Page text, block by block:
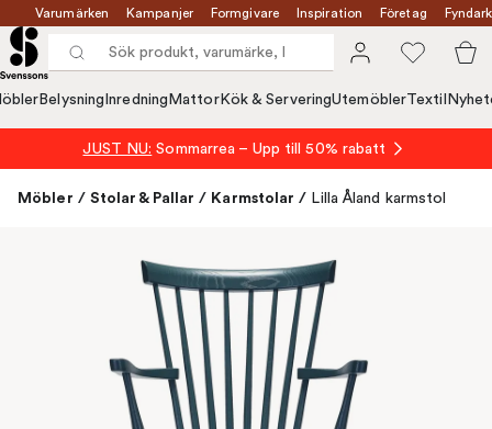
Varumärken Kampanjer Formgivare Inspiration Företag
Belysning Inredning MattorKök & ServeringUtemöblerTextil
JUST NU: Sommarrea – Upp till 50% rabatt
Möbler / Stolar & Pallar / Karmstolar / Lilla Åland karmstol